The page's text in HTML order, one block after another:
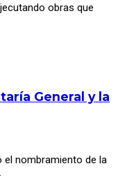
obras que
General y la
el nombramiento de la